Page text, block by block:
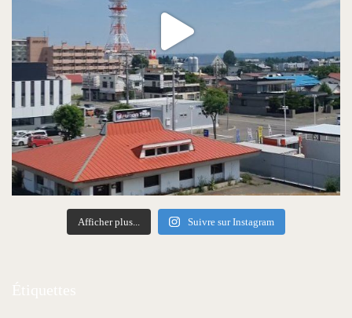
Afficher plus... Suivre sur Instagram